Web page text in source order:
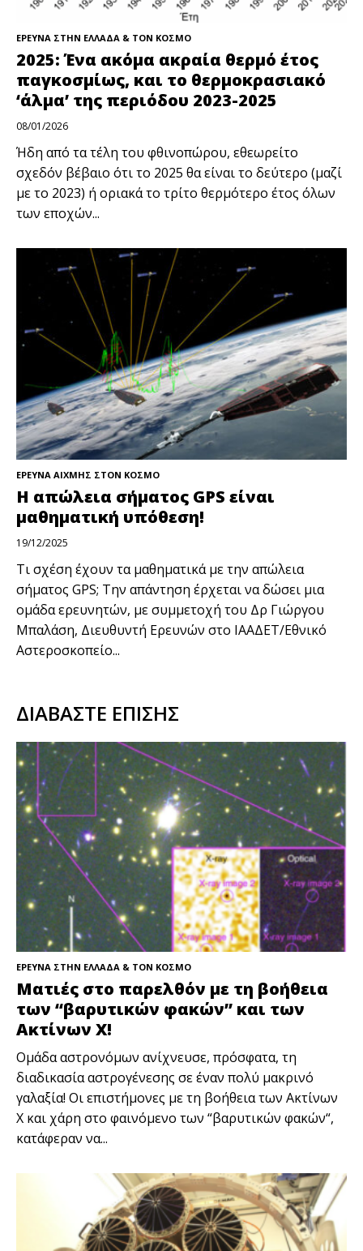
ΕΡΕΥΝΑ ΣΤΗΝ ΕΛΛΑΔΑ & ΤΟΝ ΚΟΣΜΟ
2025: Ένα ακόμα ακραία θερμό έτος
παγκοσμίως, και το θερμοκρασιακό
‘άλμα’ της περιόδου 2023-2025
08/01/2026
Ήδη από τα τέλη του φθινοπώρου, εθεωρείτο
σχεδόν βέβαιο ότι το 2025 θα είναι το δεύτερο (μαζί
με το 2023) ή οριακά το τρίτο θερμότερο έτος όλων
των εποχών...
ΕΡΕΥΝΑ ΑΙΧΜΗΣ ΣΤΟΝ ΚΟΣΜΟ
Η απώλεια σήματος GPS είναι
μαθηματική υπόθεση!
19/12/2025
Τι σχέση έχουν τα μαθηματικά με την απώλεια
σήματος GPS; Την απάντηση έρχεται να δώσει μια
ομάδα ερευνητών, με συμμετοχή του Δρ Γιώργου
Μπαλάση, Διευθυντή Ερευνών στο ΙΑΑΔΕΤ/Εθνικό
Αστεροσκοπείο...
ΔΙΑΒΑΣΤΕ ΕΠΙΣΗΣ
ΕΡΕΥΝΑ ΣΤΗΝ ΕΛΛΑΔΑ & ΤΟΝ ΚΟΣΜΟ
Ματιές στο παρελθόν με τη βοήθεια
των “βαρυτικών φακών” και των
Ακτίνων Χ!
Ομάδα αστρονόμων ανίχνευσε, πρόσφατα, τη
διαδικασία αστρογένεσης σε έναν πολύ μακρινό
γαλαξία! Οι επιστήμονες με τη βοήθεια των Ακτίνων
Χ και χάρη στο φαινόμενο των “βαρυτικών φακών“,
κατάφεραν να...